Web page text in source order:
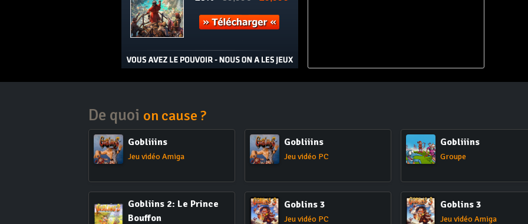
De quoi on cause ?
Gobliiins
Jeu vidéo Amiga
Gobliiins
Jeu vidéo PC
Gobliiins
Groupe
Gobliins 2: Le Prince
Bouffon
Goblins 3
Jeu vidéo PC
Goblins 3
Jeu vidéo Amiga